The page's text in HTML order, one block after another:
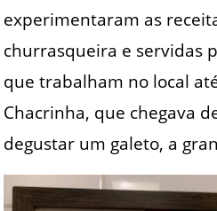
experimentaram as
churrasqueira e servidas
que trabalham no local
Chacrinha, que chegava
degustar um galeto, a